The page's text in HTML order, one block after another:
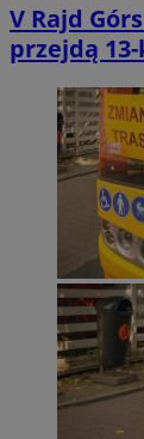
V Rajd
przejdą